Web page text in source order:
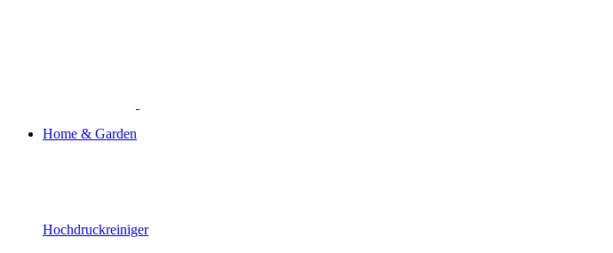
Home & Garden
Hochdruckreiniger